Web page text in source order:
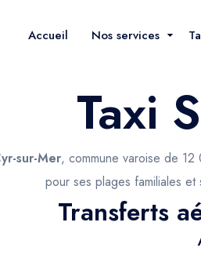
Accueil Nos services
Taxi
sur-Mer, commune varoise de
pour ses plages familiales et
Transferts